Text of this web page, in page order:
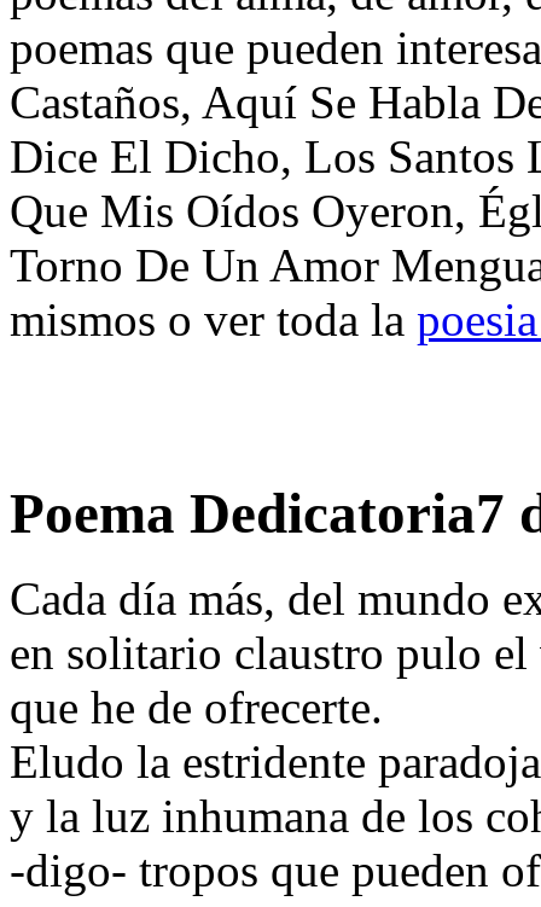
poemas que pueden
Castaños, Aquí Se Habla
Dice El Dicho, Los Santos
Que Mis Oídos Oyeron,
Torno De Un Amor
mismos o ver toda la
Poema Dedicatoria7
Cada día más, del mundo
en solitario claustro pulo el
que he de ofrecerte.
Eludo la estridente paradoja
y la luz inhumana de los
-digo- tropos que pueden